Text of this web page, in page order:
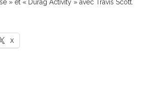
» et « Durag Activity » avec Travis Scott.
X